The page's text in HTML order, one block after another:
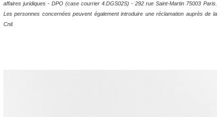
affaires juridiques - DPO (case courrier 4.DGS02S) - 292 rue Saint-Martin 75003 Paris.
Les personnes concernées peuvent également introduire une réclamation auprès de la
Cnil.